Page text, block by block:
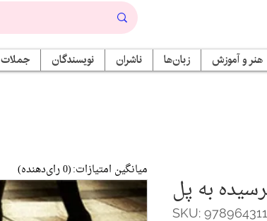
هنر و آموزش زبان‌ها ناشران نویسندگان جملات
به پل
SKU:
میانگین امتیازات:(0 رای‌دهنده)